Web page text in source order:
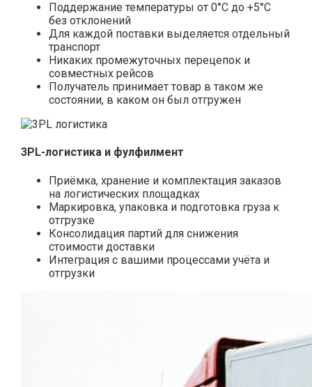
Поддержание температуры от 0°С до +5°С
без отклонений
Для каждой поставки выделяется отдельный
транспорт
Никаких промежуточных перецепок и
совместных рейсов
Получатель принимает товар в таком же
состоянии, в каком он был отгружен
3PL-логистика и фулфилмент
Приёмка, хранение и комплектация заказов
на логистических площадках
Маркировка, упаковка и подготовка груза к
отгрузке
Консолидация партий для снижения
стоимости доставки
Интеграция с вашими процессами учёта и
отгрузки